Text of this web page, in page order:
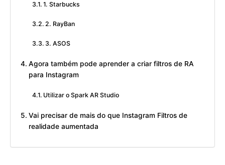
1. Starbucks
2. RayBan
3. ASOS
Agora também pode aprender a criar filtros de RA
para Instagram
Utilizar o Spark AR Studio
Vai precisar de mais do que Instagram Filtros de
realidade aumentada